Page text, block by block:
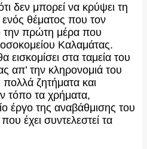
δεν μπορεί να κρύψει τη
θέματος που τον
την πρώτη μέρα που
Καλαμάτας.
εισκομίσει στα ταμεία του
απ’ την κληρονομιά του
ζητήματα και
τόπο τα χρήματα,
έργο της αναβάθμισης του
έχει συντελεστεί τα